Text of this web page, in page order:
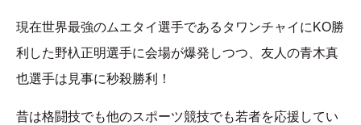
現在世界最強のムエタイ選手であるタワンチャイにKO勝
利した野杁正明選手に会場が爆発しつつ、友人の青木真
也選手は見事に秒殺勝利！
昔は格闘技でも他のスポーツ競技でも若者を応援してい